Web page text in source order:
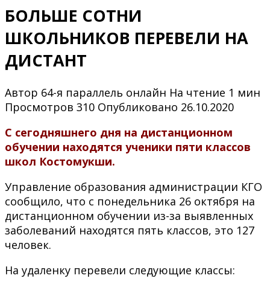
БОЛЬШЕ СОТНИ
ШКОЛЬНИКОВ ПЕРЕВЕЛИ НА
ДИСТАНТ
Автор 64-я параллель онлайн На чтение 1 мин
Просмотров 310 Опубликовано 26.10.2020
С сегодняшнего дня на дистанционном
обучении находятся ученики пяти классов
школ Костомукши.
Управление образования администрации КГО
сообщило, что с понедельника 26 октября на
дистанционном обучении из-за выявленных
заболеваний находятся пять классов, это 127
человек.
На удаленку перевели следующие классы: